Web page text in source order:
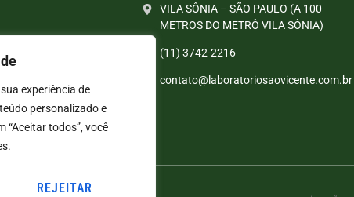
experiência de
personalizado e
“Aceitar todos”, você
REJEITAR
VILA SÔNIA – SÃO PAULO (A 100
METROS DO METRÔ VILA SÔNIA)
(11) 3742-2216
contato@laboratoriosaovicente.com.br